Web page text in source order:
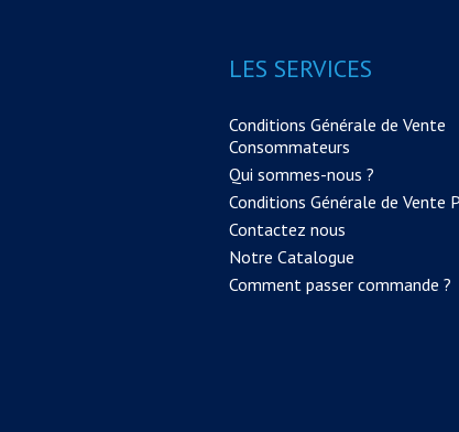
LES SERVICES
Conditions Générale de Vente
Consommateurs
Qui sommes-nous ?
Conditions Générale de Vente
Contactez nous
Notre Catalogue
Comment passer commande ?